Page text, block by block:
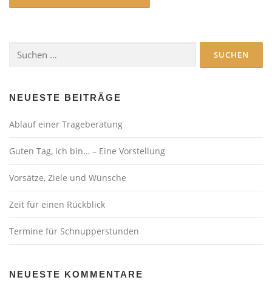
nach:
NEUESTE BEITRÄGE
Ablauf einer Trageberatung
Guten Tag, ich bin… – Eine Vorstellung
Vorsätze, Ziele und Wünsche
Zeit für einen Rückblick
Termine für Schnupperstunden
NEUESTE KOMMENTARE